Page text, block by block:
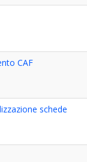
CAF
schede